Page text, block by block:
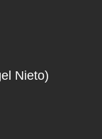
Nieto)